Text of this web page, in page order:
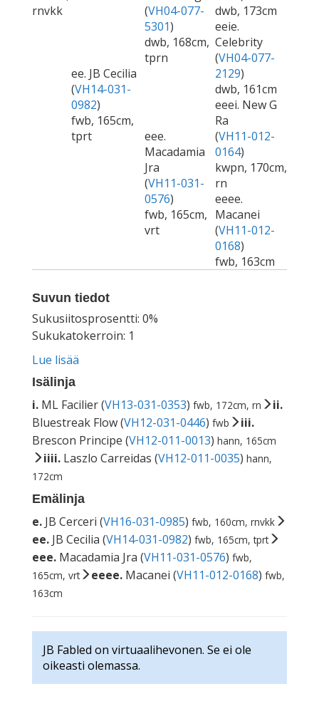
rnvkk
ee. JB Cecilia
(VH14-031-
0982)
fwb, 165cm,
tprt
(VH04-077-
5301)
dwb, 168cm,
tprn
dwb, 173cm
eeie.
Celebrity
(VH04-077-
2129)
dwb, 161cm
eee.
Macadamia
Jra
(VH11-031-
0576)
fwb, 165cm,
vrt
eeei. New G
Ra
(VH11-012-
0164)
kwpn, 170cm,
rn
eeee.
Macanei
(VH11-012-
0168)
fwb, 163cm
Suvun tiedot
Sukusiitosprosentti: 0%
Sukukatokerroin: 1
Lue lisää
Isälinja
i. ML Facilier (VH13-031-0353) fwb, 172cm, rn
ii.
Bluestreak Flow (VH12-031-0446) fwb
iii.
Brescon Principe (VH12-011-0013) hann, 165cm
iiii. Laszlo Carreidas (VH12-011-0035) hann,
172cm
Emälinja
e. JB Cerceri (VH16-031-0985) fwb, 160cm, rnvkk
ee. JB Cecilia (VH14-031-0982) fwb, 165cm, tprt
eee. Macadamia Jra (VH11-031-0576) fwb,
165cm, vrt
eeee. Macanei (VH11-012-0168) fwb,
163cm
JB Fabled on virtuaalihevonen. Se ei ole
oikeasti olemassa.